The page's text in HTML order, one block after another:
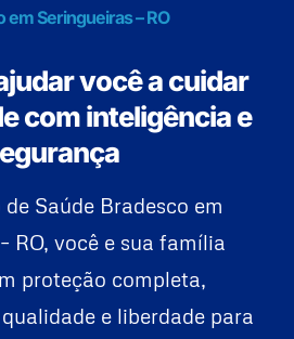
em Seringueiras – RO
você a cuidar
com inteligência e
Saúde Bradesco em
RO, você e sua família
proteção completa,
e liberdade para